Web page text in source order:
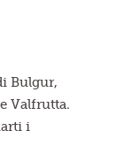
Bulgur,
Valfrutta.
i